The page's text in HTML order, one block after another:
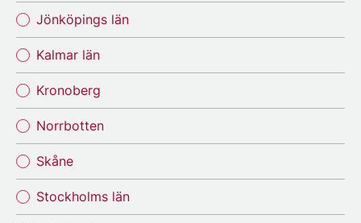
Jönköpings län
Kalmar län
Kronoberg
Norrbotten
Skåne
Stockholms län